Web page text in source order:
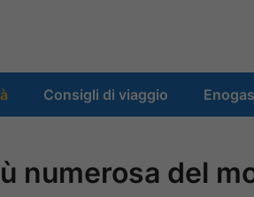
Consigli di viaggio
numerosa del